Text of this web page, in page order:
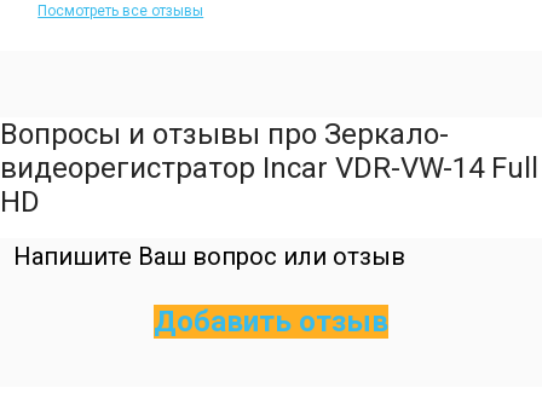
Посмотреть все отзывы
Вопросы и отзывы про Зеркало-
видеорегистратор Incar VDR-VW-14 Full
HD
Напишите Ваш вопрос или отзыв
Добавить отзыв